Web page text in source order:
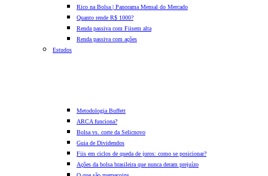
Rico na Bolsa | Panorama Mensal do Mercado
Quanto rende R$ 1000?
Renda passiva com Fiisem alta
Renda passiva com ações
Estudos
Metodologia Buffett
ARCA funciona?
Bolsa vs. corte da Selicnovo
Guia de Dividendos
Fiis em ciclos de queda de juros: como se posicionar?
Ações da bolsa brasileira que nunca deram prejuízo